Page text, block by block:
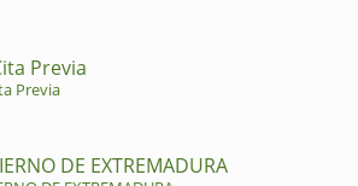
Previa
Previa
DE EXTREMADURA